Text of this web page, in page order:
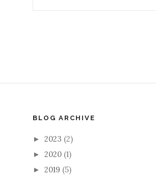
BLOG ARCHIVE
► 2023 (2)
► 2020 (1)
► 2019 (5)